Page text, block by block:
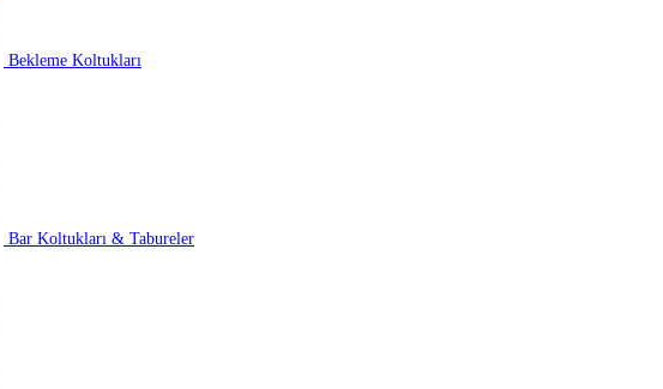
Bekleme Koltukları
Bar Koltukları & Tabureler